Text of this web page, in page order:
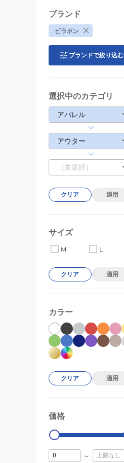
ブランド
ビラボン
ブランドで絞り込む
選択中のカテゴリ
アパレル
アウター
（未選択）
クリア 適用
サイズ
M L
クリア 適用
カラー
クリア 適用
価格
0
～